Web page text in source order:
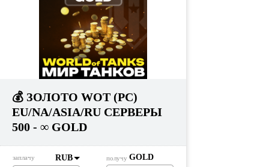
💰 ЗОЛОТО WOT (PC)
EU/NA/ASIA/RU СЕРВЕРЫ
500 - ∞ GOLD
заплачу RUB получу GOLD